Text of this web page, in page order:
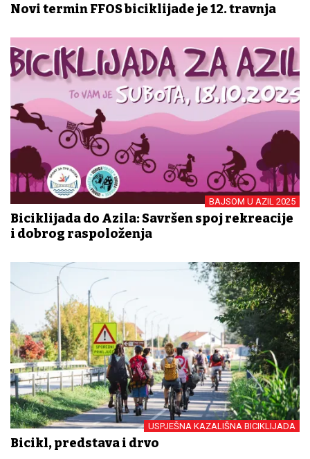
Novi termin FFOS biciklijade je 12. travnja
BAJSOM U AZIL 2025
Biciklijada do Azila: Savršen spoj rekreacije
i dobrog raspoloženja
USPJEŠNA KAZALIŠNA BICIKLIJADA
Bicikl, predstava i drvo